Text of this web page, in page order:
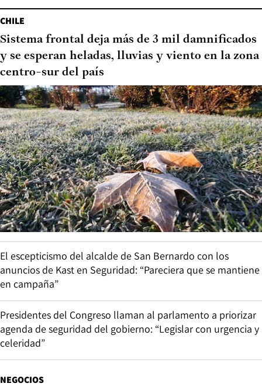
CHILE
Sistema frontal deja más de 3 mil damnificados
y se esperan heladas, lluvias y viento en la zona
centro-sur del país
El escepticismo del alcalde de San Bernardo con los
anuncios de Kast en Seguridad: “Pareciera que se mantiene
en campaña”
Presidentes del Congreso llaman al parlamento a priorizar
agenda de seguridad del gobierno: “Legislar con urgencia y
celeridad”
NEGOCIOS